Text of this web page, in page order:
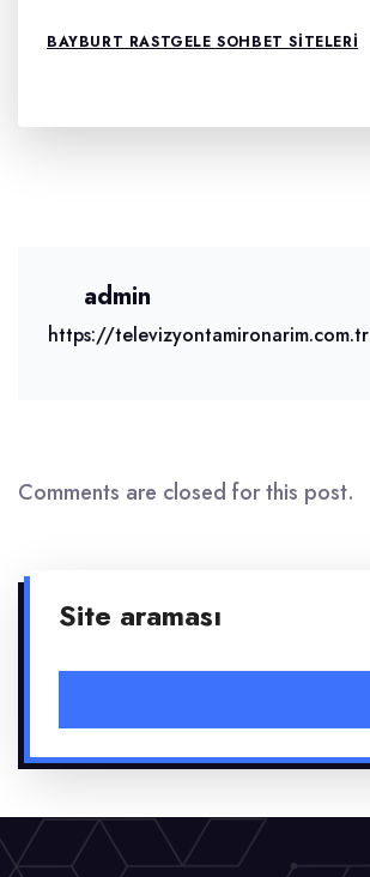
BAYBURT RASTGELE SOHBET SITELERI
admin
https://televizyontamironarim.com.tr
Comments are closed for this post.
Site araması